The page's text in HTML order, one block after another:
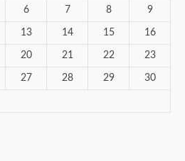
6 7 8 9
13 14 15 16
20 21 22 23
27 28 29 30